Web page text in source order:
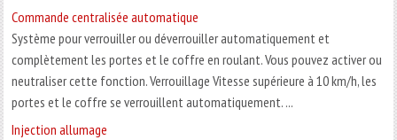
Commande centralisée automatique
Système pour verrouiller ou déverrouiller automatiquement et
complètement les portes et le coffre en roulant. Vous pouvez activer ou
neutraliser cette fonction. Verrouillage Vitesse supérieure à 10 km/h, les
portes et le coffre se verrouillent automatiquement. ...
Injection allumage